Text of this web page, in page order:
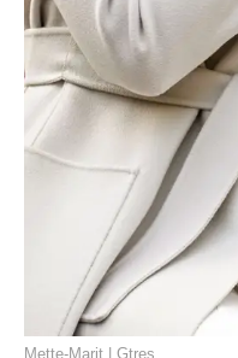
Mette-Marit | Gtres